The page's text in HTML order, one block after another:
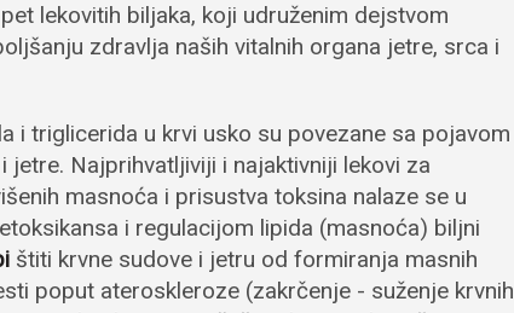
lekovitih biljaka, koji udruženim dejstvom
zdravlja naših vitalnih organa jetre, srca i
i triglicerida u krvi usko su povezane sa pojavom
jetre. Najprihvatljiviji i najaktivniji lekovi za
masnoća i prisustva toksina nalaze se u
i regulacijom lipida (masnoća) biljni
štiti krvne sudove i jetru od formiranja masnih
poput ateroskleroze (zakrčenje - suženje krvnih